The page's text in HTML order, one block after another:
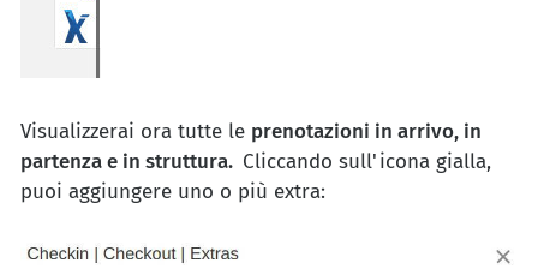
Visualizzerai ora tutte le prenotazioni in arrivo, in
partenza e in struttura. Cliccando sull'icona gialla,
puoi aggiungere uno o più extra: